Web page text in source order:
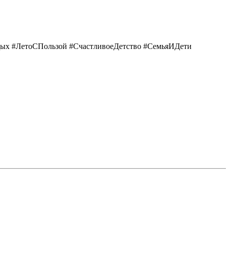
#ЛетоСПользой #СчастливоеДетство #СемьяИДети